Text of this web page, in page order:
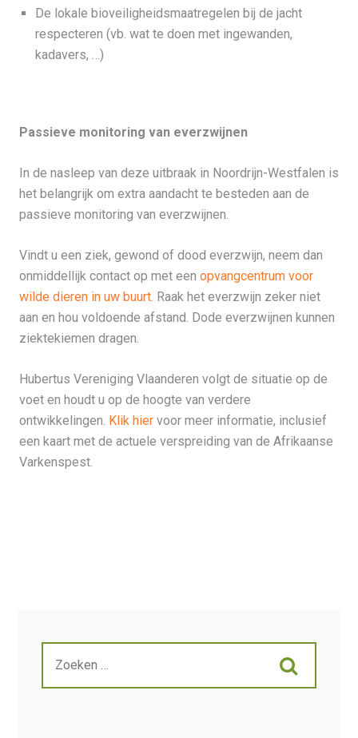
De lokale bioveiligheidsmaatregelen bij de jacht
respecteren (vb. wat te doen met ingewanden,
kadavers, …)
Passieve monitoring van everzwijnen
In de nasleep van deze uitbraak in Noordrijn-Westfalen is
het belangrijk om extra aandacht te besteden aan de
passieve monitoring van everzwijnen.
Vindt u een ziek, gewond of dood everzwijn, neem dan
onmiddellijk contact op met een opvangcentrum voor
wilde dieren in uw buurt. Raak het everzwijn zeker niet
aan en hou voldoende afstand. Dode everzwijnen kunnen
ziektekiemen dragen.
Hubertus Vereniging Vlaanderen volgt de situatie op de
voet en houdt u op de hoogte van verdere
ontwikkelingen. Klik hiervoor meer informatie, inclusief
een kaart met de actuele verspreiding van de Afrikaanse
Varkenspest.